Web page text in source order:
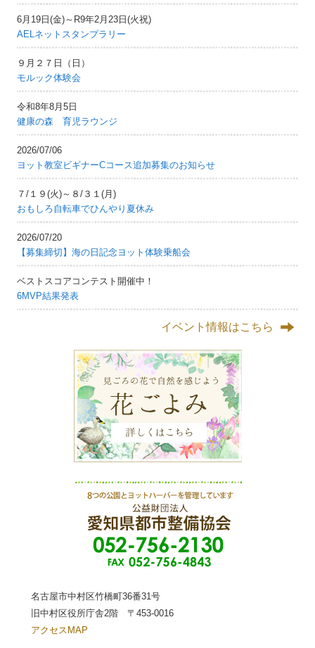
6月19日(金)～R9年2月23日(火祝)
AELネットスタンプラリー
９月２７日（日）
モルック体験会
令和8年8月5日
健康の森 育児ラウンジ
2026/07/06
ヨット教室ビギナーCコース追加募集のお知らせ
７/１９(火)～８/３１(月)
おもしろ自転車でひんやり夏休み
2026/07/20
【募集締切】海の日記念ヨット体験乗船会
ベストスコアコンテスト開催中！
6MVP結果発表
イベント情報はこちら
名古屋市中村区竹橋町36番31号
旧中村区役所庁舎2階 〒453-0016
アクセスMAP